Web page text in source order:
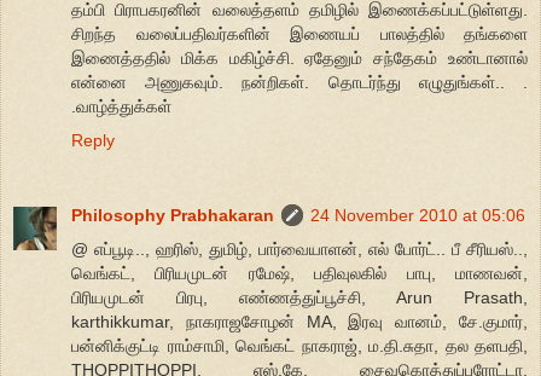
தம்பி பிராபகரனின் வலைத்தளம் தமிழில் இணைக்கப்பட்டுள்ளது.
சிறந்த வலைப்பதிவர்களின் இணையப் பாலத்தில் தங்களை
இணைத்ததில் மிக்க மகிழ்ச்சி. ஏதேனும் சந்தேகம் உண்டானால்
என்னை அணுகவும். நன்றிகள். தொடர்ந்து எழுதுங்கள்.. .
.வாழ்த்துக்கள்
Reply
Philosophy Prabhakaran
24 November 2010 at 05:06
@ எப்பூடி.., ஹரிஸ், துமிழ், பார்வையாளன், எல் போர்ட்.. பீ சீரியஸ்..,
வெங்கட், பிரியமுடன் ரமேஷ், பதிவுலகில் பாபு, மாணவன்,
பிரியமுடன் பிரபு, எண்ணத்துப்பூச்சி, Arun Prasath,
karthikkumar, நாகராஜசோழன் MA, இரவு வானம், சே.குமார்,
பன்னிக்குட்டி ராம்சாமி, வெங்கட் நாகராஜ், ம.தி.சுதா, தல தளபதி,
THOPPITHOPPI, எஸ்.கே, சைவகொத்துப்பரோட்டா,